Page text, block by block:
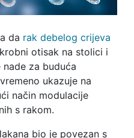
da rak debelog crijeva
otisak na stolici i
za buduća
ukazuje na
način modulacije
s rakom.
bio je povezan s